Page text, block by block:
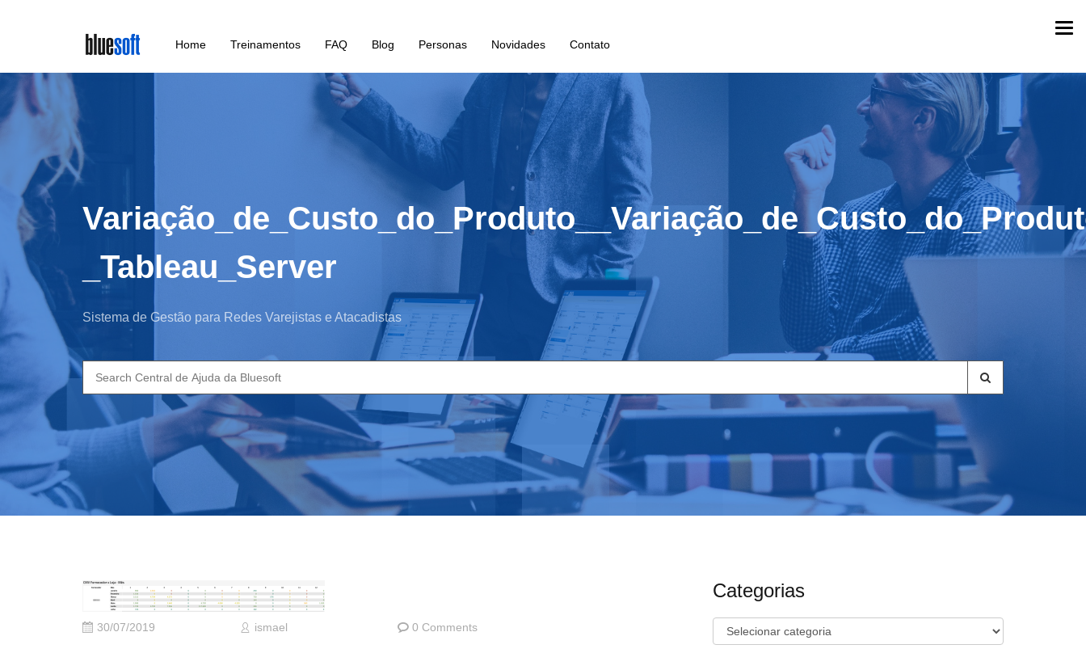
main
content
Home Treinamentos FAQ Blog Personas Novidades Contato
_Tableau_Server
Sistema de Gestão para Redes Varejistas e Atacadistas
Search
for:
30/07/2019 ismael 0 Comments
Categorias
Categorias